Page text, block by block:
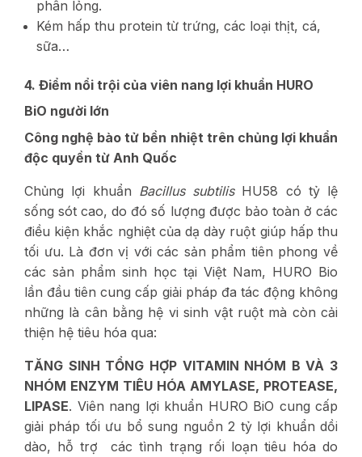
phân lỏng.
Kém hấp thu protein từ trứng, các loại thịt, cá,
sữa…
4. Điểm nổi trội của viên nang lợi khuẩn HURO
BiO người lớn
Công nghệ bào tử bền nhiệt trên chủng lợi khuẩn
độc quyền từ Anh Quốc
Chủng lợi khuẩn Bacillus subtilis HU58 có tỷ lệ
sống sót cao, do đó số lượng được bảo toàn ở các
điều kiện khắc nghiệt của dạ dày ruột giúp hấp thu
tối ưu. Là đơn vị với các sản phẩm tiên phong về
các sản phẩm sinh học tại Việt Nam, HURO Bio
lần đầu tiên cung cấp giải pháp đa tác động không
những là cân bằng hệ vi sinh vật ruột mà còn cải
thiện hệ tiêu hóa qua:
TĂNG SINH TỔNG HỢP VITAMIN NHÓM B VÀ 3
NHÓM ENZYM TIÊU HÓA AMYLASE, PROTEASE,
LIPASE. Viên nang lợi khuẩn HURO BiO cung cấp
giải pháp tối ưu bổ sung nguồn 2 tỷ lợi khuẩn dồi
dào, hỗ trợ các tình trạng rối loạn tiêu hóa do